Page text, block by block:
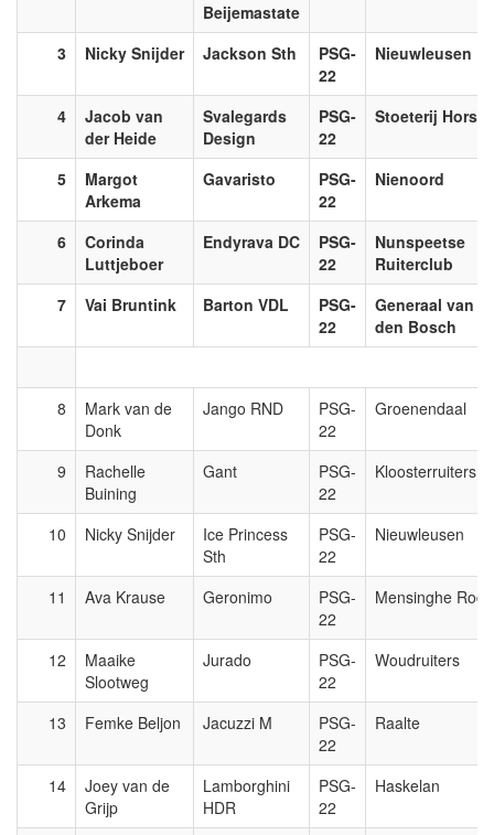
Beijemastate
3 Nicky Snijder Jackson Sth
PSG-
22
Nieuwleusen
4
Jacob van
der Heide
Svalegards
Design
PSG-
22
Stoeterij Horsea
5
Margot
Arkema
Gavaristo
PSG-
22
Nienoord
6
Corinda
Luttjeboer
Endyrava DC
PSG-
22
Nunspeetse
Ruiterclub
7
Vai Bruntink Barton VDL
PSG-
22
Generaal van
den Bosch
8
Mark van de
Donk
Jango RND
PSG-
22
Groenendaal
9
Rachelle
Buining
Gant
PSG-
22
Kloosterruiters
10 Nicky Snijder
Ice Princess
Sth
PSG-
22
Nieuwleusen
11 Ava Krause Geronimo
PSG-
22
Mensinghe
12
Maaike
Slootweg
Jurado
PSG-
22
Woudruiters
13 Femke Beljon Jacuzzi M
PSG-
22
Raalte
14
Joey van de
Grijp
Lamborghini
HDR
PSG-
22
Haskelan